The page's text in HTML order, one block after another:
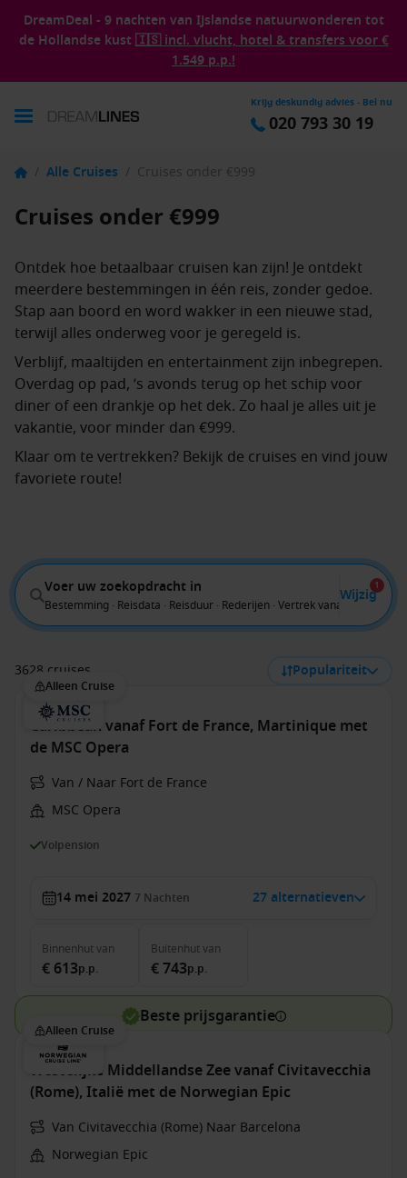
DreamDeal - 9 nachten van IJslandse natuurwonderen tot
de Hollandse kust 🇮🇸 incl. vlucht, hotel & transfers voor €
1.549 p.p.!
Krijg deskundig advies - Bel nu
020 793 30 19
/ Alle Cruises / Cruises onder €999
Cruises onder €999
Ontdek hoe betaalbaar cruisen kan zijn! Je ontdekt
meerdere bestemmingen in één reis, zonder gedoe.
Stap aan boord en word wakker in een nieuwe stad,
terwijl alles onderweg voor je geregeld is.
Verblijf, maaltijden en entertainment zijn inbegrepen.
Overdag op pad, ’s avonds terug op het schip voor
diner of een drankje op het dek. Zo haal je alles uit je
vakantie, voor minder dan €999.
Klaar om te vertrekken? Bekijk de cruises en vind jouw
favoriete route!
Voer uw zoekopdracht in
Bestemming · Reisdata · Reisduur · Rederijen · Vertrek vanaf
Wijzig
1
3628 cruises Populariteit
Alleen Cruise
Caribbean vanaf Fort de France, Martinique met
de MSC Opera
Van / Naar Fort de France
MSC Opera
Volpension
14 mei 2027 7 Nachten 27 alternatieven
Binnenhutvan
€ 613p.p.
Buitenhutvan
€ 743p.p.
Beste prijsgarantie
Alleen Cruise
Westelijke Middellandse Zee vanaf Civitavecchia
(Rome), Italië met de Norwegian Epic
Van Civitavecchia (Rome) Naar Barcelona
Norwegian Epic